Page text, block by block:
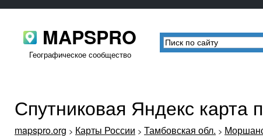
MAPSPRO
Географическое сообщество
Спутниковая Яндекс
mapspro.org > Карты России > Тамбовская обл. >